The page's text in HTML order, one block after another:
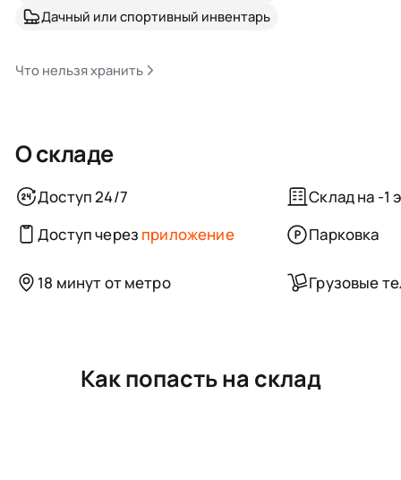
Дачный или спортивный инвентарь
Что нельзя хранить
О складе
Доступ 24/7
Склад на -1
Доступ через приложение Парковка
18 минут от метро Грузовые
Как попасть на склад